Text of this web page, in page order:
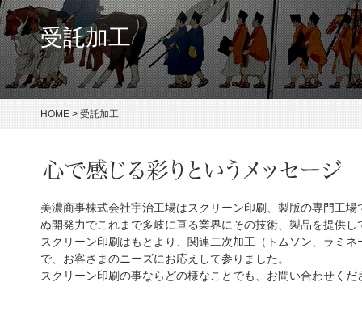
受託加工
HOME > 受託加工
美濃商事株式会社宇治工場はスクリーン印刷、製版の専門工
ぬ開発力でこれまで多岐に亘る業界にその技術、製品を提供し
スクリーン印刷はもとより、関連二次加工（トムソン、ラミ
で、お客さまのニーズにお応えして参りました。
スクリーン印刷の事ならどの様なことでも、お問い合わせくだ